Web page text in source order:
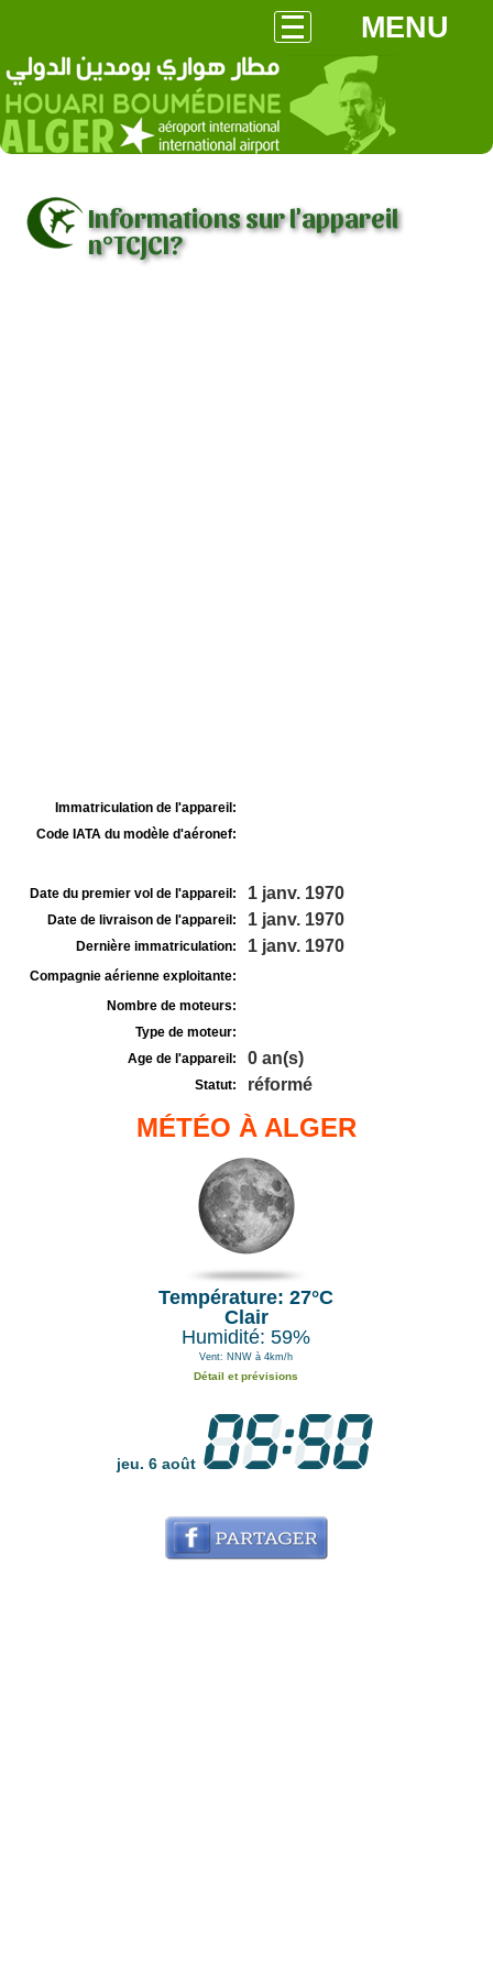
MENU
Informations sur l'appareil
n°TCJCI?
Immatriculation de l'appareil:
Code IATA du modèle d'aéronef:
Date du premier vol de l'appareil: 1 janv. 1970
Date de livraison de l'appareil: 1 janv. 1970
Dernière immatriculation: 1 janv. 1970
Compagnie aérienne exploitante:
Nombre de moteurs:
Type de moteur:
Age de l'appareil:
0 an(s)
Statut: réformé
MÉTÉO À ALGER
Température: 27°C
Clair
Humidité: 59%
Vent: NNW à 4km/h
Détail et prévisions
jeu. 6 août